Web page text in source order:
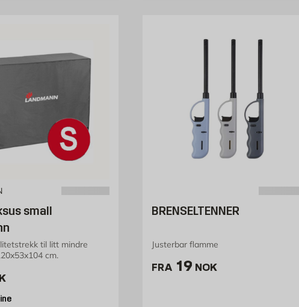
small
til litt mindre
cm.
NOK /stk
BRENSELTENNER
Justerbar flamme
FRA Pris 19 NOK /stk
19 NOK